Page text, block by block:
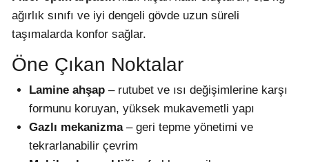
ağırlık sınıfı ve iyi dengeli gövde uzun süreli
taşımalarda konfor sağlar.
Öne Çıkan Noktalar
Lamine ahşap – rutubet ve ısı değişimlerine karşı
formunu koruyan, yüksek mukavemetli yapı
Gazlı mekanizma– geri tepme yönetimi ve
tekrarlanabilir çevrim